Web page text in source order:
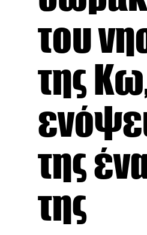
του
της
της
της